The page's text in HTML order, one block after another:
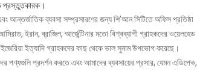
প্রস্তুতকারক।
আন্তর্জাতিক ব্যবসা সম্প্রসারণের জন্য শি'আন সিটিতে অফিস প্রতিষ্ঠা
ইরান, ব্রাজিল, আর্জেন্টিনার মতো বিশ্বব্যাপী গ্রাহকদের ওয়েলহেড
ইত্যাদি গ্রাহকদের কাছ থেকে ভাল সুনাম উপভোগ করেছে।
পণ্যগুলি প্রদর্শন করতে এবং আমাদের ব্যবসায়ের প্রসার, যেমন এডিপেক,